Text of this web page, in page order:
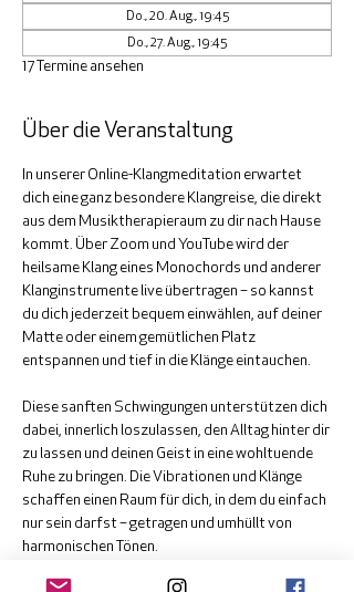
Do., 20. Aug., 19:45
Do., 27. Aug., 19:45
17 Termine ansehen
Über die Veranstaltung
In unserer Online-Klangmeditation erwartet
dich eine ganz besondere Klangreise, die direkt
aus dem Musiktherapieraum zu dir nach Hause
kommt. Über Zoom und YouTube wird der
heilsame Klang eines Monochords und anderer
Klanginstrumente live übertragen – so kannst
du dich jederzeit bequem einwählen, auf deiner
Matte oder einem gemütlichen Platz
entspannen und tief in die Klänge eintauchen.
Diese sanften Schwingungen unterstützen dich
dabei, innerlich loszulassen, den Alltag hinter dir
zu lassen und deinen Geist in eine wohltuende
Ruhe zu bringen. Die Vibrationen und Klänge
schaffen einen Raum für dich, in dem du einfach
nur sein darfst – getragen und umhüllt von
harmonischen Tönen.